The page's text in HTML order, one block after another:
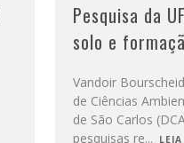
Pesquisa da
solo e
Vandoir
de Ciências
de São Carlos
pesquisas re...